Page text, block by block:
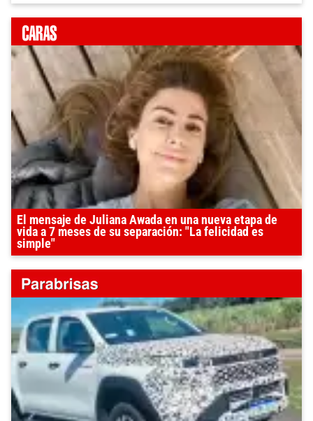
El mensaje de Juliana Awada en una nueva etapa de
vida a 7 meses de su separación: "La felicidad es
simple"